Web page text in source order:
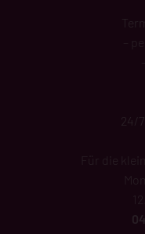
24/
Für die